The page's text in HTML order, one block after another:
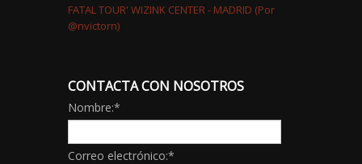
CONTACTA CON NOSOTROS
Nombre:*
Correo electrónico:*